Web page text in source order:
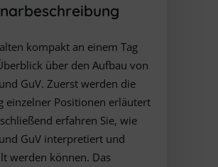
kompakt an einem Tag
über den Aufbau von
GuV. Zuerst werden die
einzelner Positionen erläutert
erfahren Sie, wie
GuV interpretiert und
werden können. Das